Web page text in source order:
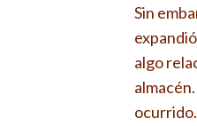
Sin
algo